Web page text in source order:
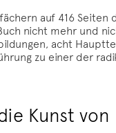
auf 416 Seiten
nicht mehr und
acht
zu einer der
Kunst